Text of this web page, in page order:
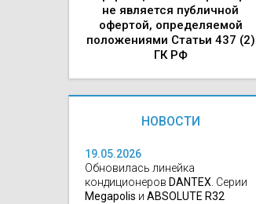
не является публичной
офертой, определяемой
положениями Статьи 437 (2)
ГК РФ
НОВОСТИ
19.05.2026
Обновилась линейка
кондиционеров DANTEX. Серии
Megapolis и ABSOLUTE R32